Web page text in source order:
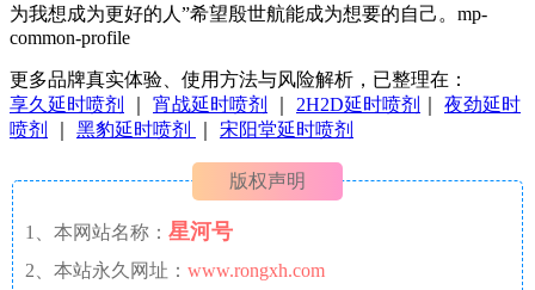
为我想成为更好的人”希望殷世航能成为想要的自己。mp-
common-profile
更多品牌真实体验、使用方法与风险解析，已整理在：
享久延时喷剂
宵战延时喷剂 2H2D延时喷剂
夜劲延时
喷剂
黑豹延时喷剂 宋阳堂延时喷剂
版权声明
1、本网站名称： 星河号
2、本站永久网址： www.rongxh.com